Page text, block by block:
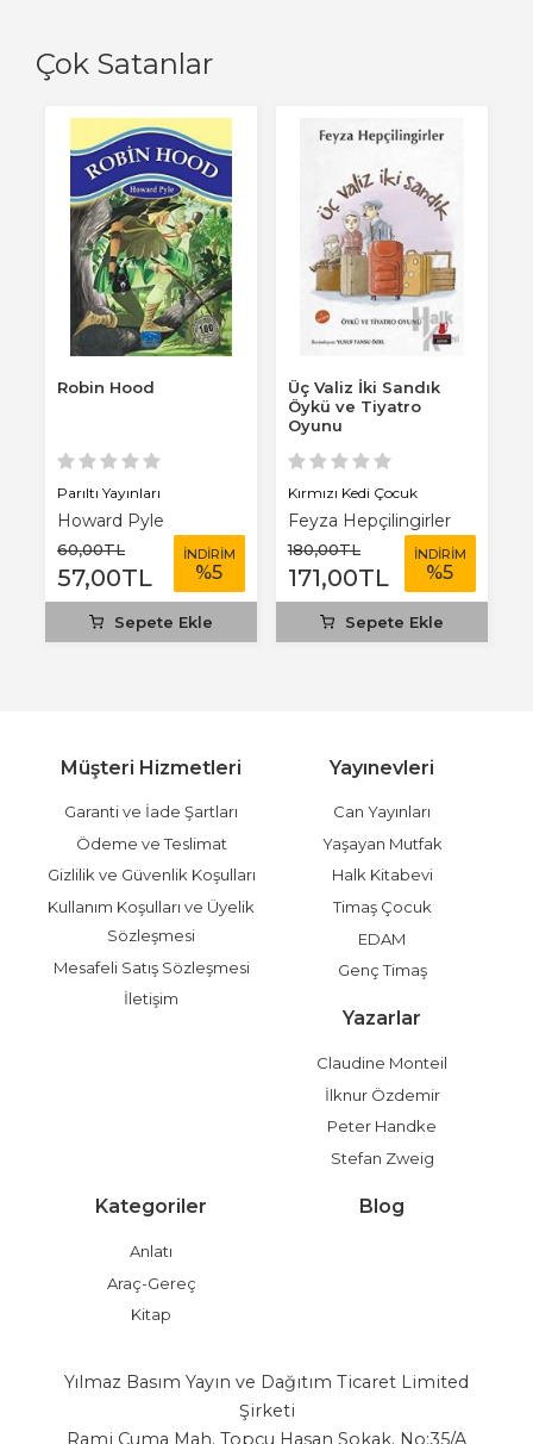
Çok Satanlar
Robin Hood
Parıltı Yayınları
Howard Pyle
60,00TL
57,00TL
İNDİRİM
%5
Sepete Ekle
Üç Valiz İki Sandık
Öykü ve Tiyatro
Oyunu
Kırmızı Kedi Çocuk
Feyza Hepçilingirler
180,00TL
171,00TL
İNDİRİM
%5
Sepete Ekle
Müşteri Hizmetleri
Garanti ve İade Şartları
Ödeme ve Teslimat
Gizlilik ve Güvenlik Koşulları
Kullanım Koşulları ve Üyelik
Sözleşmesi
Mesafeli Satış Sözleşmesi
İletişim
Yayınevleri
Can Yayınları
Yaşayan Mutfak
Halk Kitabevi
Timaş Çocuk
EDAM
Genç Timaş
Yazarlar
Claudine Monteil
İlknur Özdemir
Peter Handke
Stefan Zweig
Kategoriler
Anlatı
Araç-Gereç
Kitap
Blog
Yılmaz Basım Yayın ve Dağıtım Ticaret Limited
Şirketi